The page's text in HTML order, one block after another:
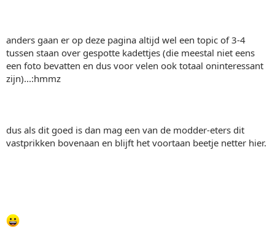
anders gaan er op deze pagina altijd wel een topic of 3-4
tussen staan over gespotte kadettjes (die meestal niet eens
een foto bevatten en dus voor velen ook totaal oninteressant
zijn)...:hmmz
dus als dit goed is dan mag een van de modder-eters dit
vastprikken bovenaan en blijft het voortaan beetje netter hier.